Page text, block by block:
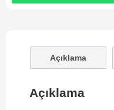
Açıklama
Açıklama